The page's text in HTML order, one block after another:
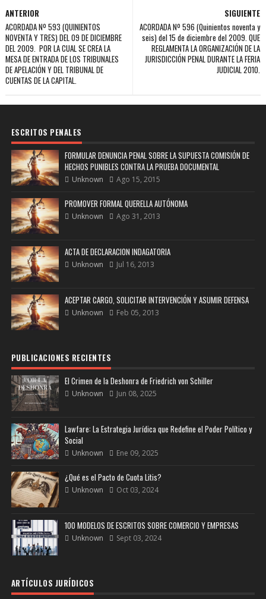
SIGUIENTE
ACORDADA Nº 596 (Quinientos noventa y
seis) del 15 de diciembre del 2009. QUE
REGLAMENTA LA ORGANIZACIÓN DE LA
JURISDICCIÓN PENAL DURANTE LA FERIA
JUDICIAL 2010.
ANTERIOR
ACORDADA Nº 593 (QUINIENTOS
NOVENTA Y TRES) DEL 09 DE DICIEMBRE
DEL 2009. POR LA CUAL SE CREA LA
MESA DE ENTRADA DE LOS TRIBUNALES
DE APELACIÓN Y DEL TRIBUNAL DE
CUENTAS DE LA CAPITAL.
ESCRITOS PENALES
FORMULAR DENUNCIA PENAL SOBRE LA SUPUESTA COMISIÓN DE
HECHOS PUNIBLES CONTRA LA PRUEBA DOCUMENTAL
Unknown Ago 15, 2015
PROMOVER FORMAL QUERELLA AUTÓNOMA
Unknown Ago 31, 2013
ACTA DE DECLARACION INDAGATORIA
Unknown Jul 16, 2013
ACEPTAR CARGO, SOLICITAR INTERVENCIÓN Y ASUMIR DEFENSA
Unknown Feb 05, 2013
PUBLICACIONES RECIENTES
El Crimen de la Deshonra de Friedrich von Schiller
Unknown Jun 08, 2025
Lawfare: La Estrategia Jurídica que Redefine el Poder Político y
Social
Unknown Ene 09, 2025
¿Qué es el Pacto de Cuota Litis?
Unknown Oct 03, 2024
100 MODELOS DE ESCRITOS SOBRE COMERCIO Y EMPRESAS
Unknown Sept 03, 2024
ARTÍCULOS JURÍDICOS